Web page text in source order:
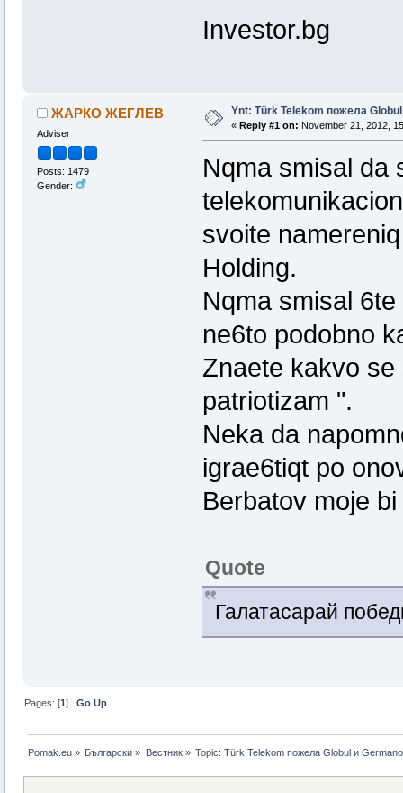
Investor.bg
ЖАРКО ЖЕГЛЕВ
Adviser
Posts: 1479
Gender:
Ynt: Türk Telekom пожела
« Reply #1 on: November 21, 2012,
Nqma smisal da
svoite
Holding.
Nqma smisal
ne6to podobno
Znaete kakvo
patriotizam ".
Neka da
igrae6tiqt po
Berbatov moje
Quote
Галатасарай
Pages: [1]Go Up
Pomak.eu » Български » Bестник» Topic:Türk Telekom пожела Globul и